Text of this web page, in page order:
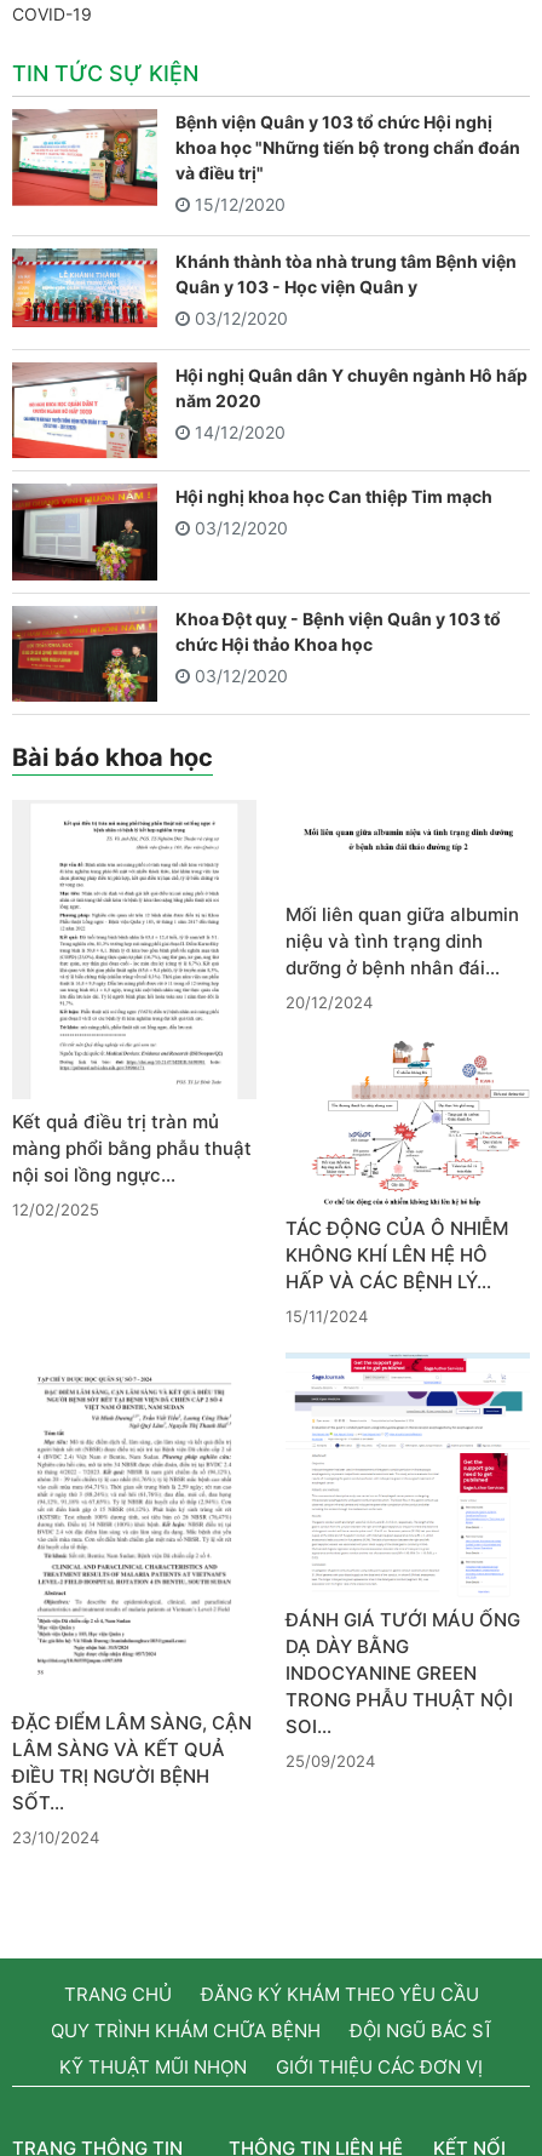
COVID-19
TIN TỨC SỰ KIỆN
Bệnh viện Quân y 103 tổ chức Hội nghị
khoa học "Những tiến bộ trong chẩn đoán
và điều trị"
15/12/2020
Khánh thành tòa nhà trung tâm Bệnh viện
Quân y 103 - Học viện Quân y
03/12/2020
Hội nghị Quân dân Y chuyên ngành Hô hấp
năm 2020
14/12/2020
Hội nghị khoa học Can thiệp Tim mạch
03/12/2020
Khoa Đột quỵ - Bệnh viện Quân y 103 tổ
chức Hội thảo Khoa học
03/12/2020
Bài báo khoa học
Kết quả điều trị tràn mủ
màng phổi bằng phẫu thuật
nội soi lồng ngực…
12/02/2025
Mối liên quan giữa albumin
niệu và tình trạng dinh
dưỡng ở bệnh nhân đái…
20/12/2024
TÁC ĐỘNG CỦA Ô NHIỄM
KHÔNG KHÍ LÊN HỆ HÔ
HẤP VÀ CÁC BỆNH LÝ…
15/11/2024
ĐẶC ĐIỂM LÂM SÀNG, CẬN
LÂM SÀNG VÀ KẾT QUẢ
ĐIỀU TRỊ NGƯỜI BỆNH
SỐT…
23/10/2024
ĐÁNH GIÁ TƯỚI MÁU ỐNG
DẠ DÀY BẰNG
INDOCYANINE GREEN
TRONG PHẪU THUẬT NỘI
SOI…
25/09/2024
TRANG CHỦ
ĐĂNG KÝ KHÁM THEO YÊU CẦU
QUY TRÌNH KHÁM CHỮA BỆNH
ĐỘI NGŨ BÁC SĨ
KỸ THUẬT MŨI NHỌN
GIỚI THIỆU CÁC ĐƠN VỊ
TRANG THÔNG TIN THÔNG TIN LIÊN HỆ KẾT NỐI